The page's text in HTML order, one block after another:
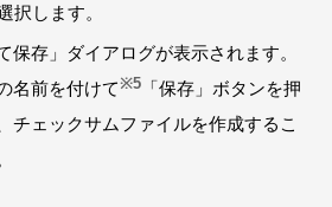
択します。
保存」ダイアログが表示されます。
名前を付けて※5 「保存」ボタンを押
チェックサムファイルを作成するこ